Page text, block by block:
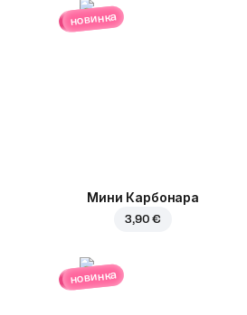
новинка
Мини Карбонара
3,90 €
новинка